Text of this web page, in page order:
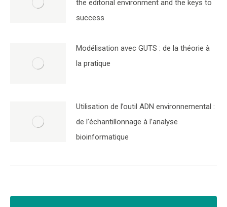
the editorial environment and the keys to
success
Modélisation avec GUTS : de la théorie à
la pratique
Utilisation de l’outil ADN environnemental :
de l’échantillonnage à l’analyse
bioinformatique